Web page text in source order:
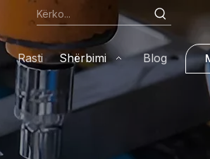
Rasti Shërbimi Blog